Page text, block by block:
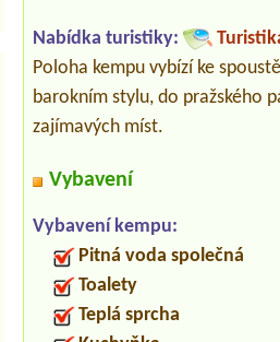
Nabídka turistiky:
Poloha kempu vybízí ke
barokním stylu, do pražského
zajímavých míst.
Vybavení
Vybavení kempu:
Pitná voda společná
Toalety
Teplá sprcha